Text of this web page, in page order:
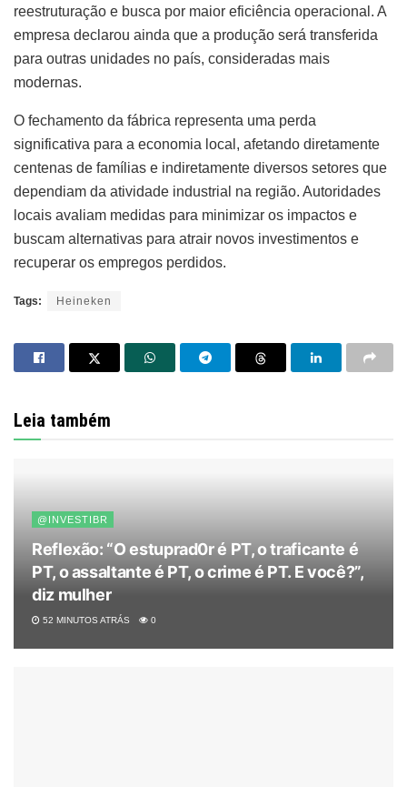
reestruturação e busca por maior eficiência operacional. A
empresa declarou ainda que a produção será transferida
para outras unidades no país, consideradas mais
modernas.
O fechamento da fábrica representa uma perda
significativa para a economia local, afetando diretamente
centenas de famílias e indiretamente diversos setores que
dependiam da atividade industrial na região. Autoridades
locais avaliam medidas para minimizar os impactos e
buscam alternativas para atrair novos investimentos e
recuperar os empregos perdidos.
Tags: Heineken
Leia também
@INVESTIBR
Reflexão: “O estuprad0r é PT, o traficante é
PT, o assaltante é PT, o crime é PT. E você?”,
diz mulher
52 MINUTOS ATRÁS 0